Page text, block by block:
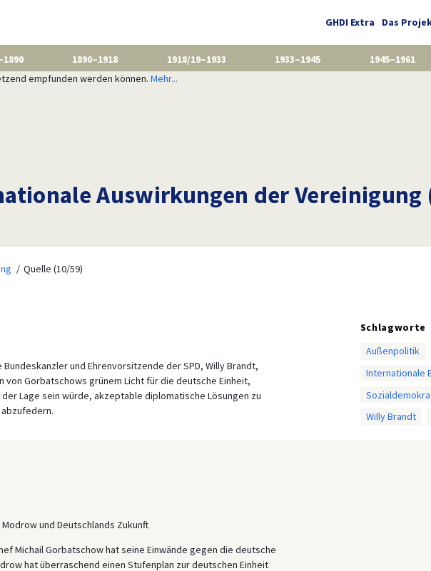
GHDI Extra Das
1890–1918 1918/19–1933 1933–1945 1945–1961
empfunden werden können. Mehr...
Auswirkungen der Vereinigung
Quelle (10/59)
und Ehrenvorsitzende der SPD, Willy Brandt,
Gorbatschows grünem Licht für die deutsche Einheit,
Lage sein würde, akzeptable diplomatische Lösungen zu
Schlagworte
Außenpolitik
Internationale
Willy Brandt
und Deutschlands Zukunft
Michail Gorbatschow hat seine Einwände gegen die deutsche
hat überraschend einen Stufenplan zur deutschen Einheit